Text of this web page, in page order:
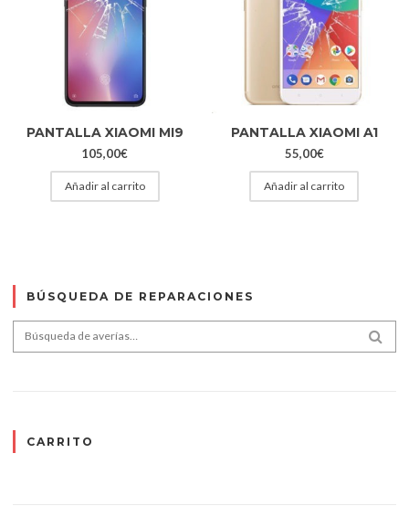
PANTALLA XIAOMI MI9
105,00€
Añadir al carrito
PANTALLA XIAOMI A1
55,00€
Añadir al carrito
BÚSQUEDA DE REPARACIONES
Search for:
CARRITO